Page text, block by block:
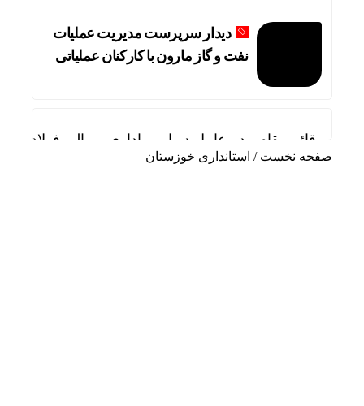
دیدار سرپرست مدیریت عملیات
نفت و گاز مارون با کارکنان عملیاتی
قائم مقام مدیرعامل در امور اداری و مالی فولاد
صفحه نخست / استانداری خوزستان